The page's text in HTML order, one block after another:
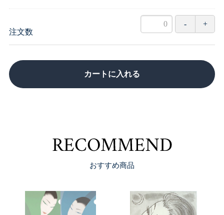
注文数
カートに入れる
おすすめ商品